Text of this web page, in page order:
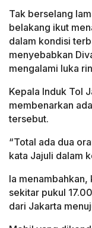
Tak berselang
belakang ikut
dalam kondisi
menyebabkan
mengalami luka
Kepala Induk Tol
membenarkan
tersebut.
“Total ada dua
kata Jajuli dalam
Ia
sekitar pukul
dari Jakarta